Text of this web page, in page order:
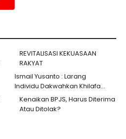
REVITALISASI KEKUASAAN
RAKYAT
Ismail Yusanto : Larang
Individu Dakwahkan Khilafa...
Kenaikan BPJS, Harus Diterima
Atau Ditolak?